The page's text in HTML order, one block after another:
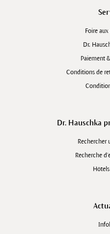
Foire
Dr.
Paiement
Conditions de
Dr. Hauschka
Rechercher
Recherche